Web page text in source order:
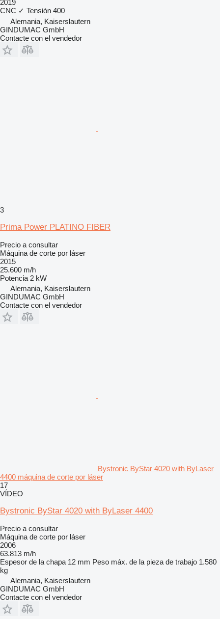
2019
CNC ✓ Tensión 400
Alemania, Kaiserslautern
GINDUMAC GmbH
Contacte con el vendedor
3
Prima Power PLATINO FIBER
Precio a consultar
Máquina de corte por láser
2015
25.600 m/h
Potencia 2 kW
Alemania, Kaiserslautern
GINDUMAC GmbH
Contacte con el vendedor
Bystronic ByStar 4020 with ByLaser
4400 máquina de corte por láser
17
VÍDEO
Bystronic ByStar 4020 with ByLaser 4400
Precio a consultar
Máquina de corte por láser
2006
63.813 m/h
Espesor de la chapa 12 mm Peso máx. de la pieza de trabajo 1.580
kg
Alemania, Kaiserslautern
GINDUMAC GmbH
Contacte con el vendedor